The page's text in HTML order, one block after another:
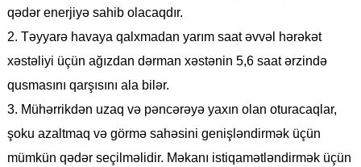
qədər enerjiyə sahib olacaqdır.
2. Təyyarə havaya qalxmadan yarım saat əvvəl hərəkət
xəstəliyi üçün ağızdan dərman xəstənin 5,6 saat ərzində
qusmasını qarşısını ala bilər.
3. Mühərrikdən uzaq və pəncərəyə yaxın olan oturacaqlar,
şoku azaltmaq və görmə sahəsini genişləndirmək üçün
mümkün qədər seçilməlidir. Məkanı istiqamətləndirmək üçün